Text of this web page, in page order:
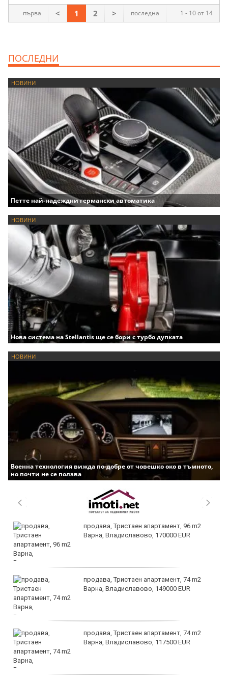
1 - 10 от 14
първа < 1 2 > последна
ПОСЛЕДНИ
НОВИНИ
Петте най-надеждни германски автоматика
НОВИНИ
Нова система на Stellantis ще се бори с турбо дупката
НОВИНИ
Военна технология вижда по-добре от човешко око в тъмното,
но почти не се ползва
продава, Тристаен апартамент, 96 m2
Варна, Владиславово, 170000 EUR
продава, Тристаен апартамент, 74 m2
Варна, Владиславово, 149000 EUR
продава, Тристаен апартамент, 74 m2
Варна, Владиславово, 117500 EUR